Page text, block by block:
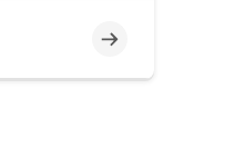
不完整